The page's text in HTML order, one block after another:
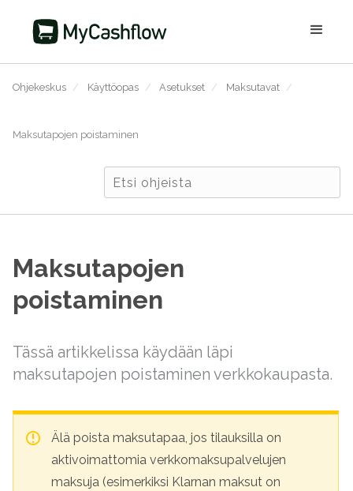
Ohjekeskus / Käyttöopas / Asetukset / Maksutavat /
Maksutapojen poistaminen
Maksutapojen
poistaminen
Tässä artikkelissa käydään läpi
maksutapojen poistaminen verkkokaupasta.
Älä poista maksutapaa, jos tilauksilla on
aktivoimattomia verkkomaksupalvelujen
maksuja (esimerkiksi Klarnan maksut on